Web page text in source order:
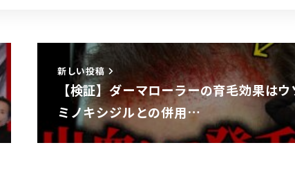
新しい投稿
【検証】ダーマローラーの育毛効果は
ミノキシジルとの併用…